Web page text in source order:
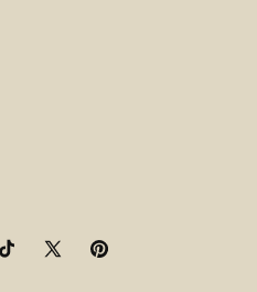
TikTokX
Pinterest